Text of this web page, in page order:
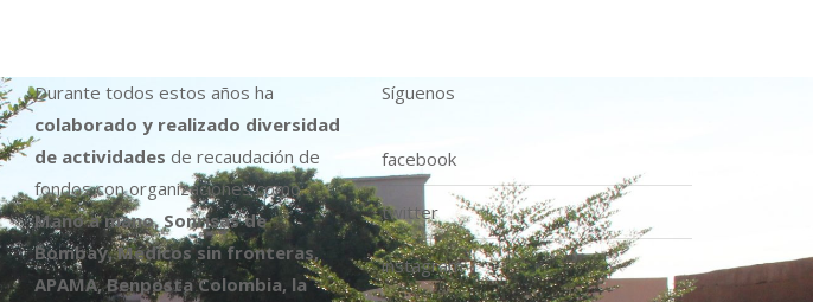
Durante todos estos años ha
colaborado y realizado diversidad
de actividades de recaudación de
fondos con organizaciones como:
Mano a mano, Sonrisas de
Bombay, Médicos sin fronteras,
APAMA, Benposta Colombia, la
Síguenos
facebook
twitter
instagram